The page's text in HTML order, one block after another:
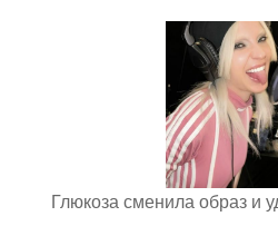
Глюкоза сменила образ и